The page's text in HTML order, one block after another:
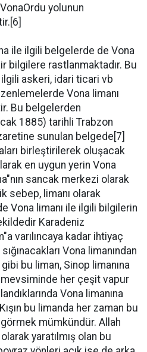
yolunun
ile ilgili belgelerde de Vona
bilgilere rastlanmaktadır. Bu
askeri, idari ticari vb
Vona limanı
Bu belgelerden
1885) tarihli Trabzon
sunulan belgede[7]
birleştirilerek oluşacak
en uygun yerin Vona
sancak merkezi olarak
sebep, limanı olarak
Vona limanı ile ilgili bilgilerin
Karadeniz
varılıncaya kadar ihtiyaç
Vona limanından
bu liman, Sinop limanına
mevsiminde her çeşit vapur
Vona limanına
bu limanda her zaman bu
mümkündür. Allah
yaratılmış olan bu